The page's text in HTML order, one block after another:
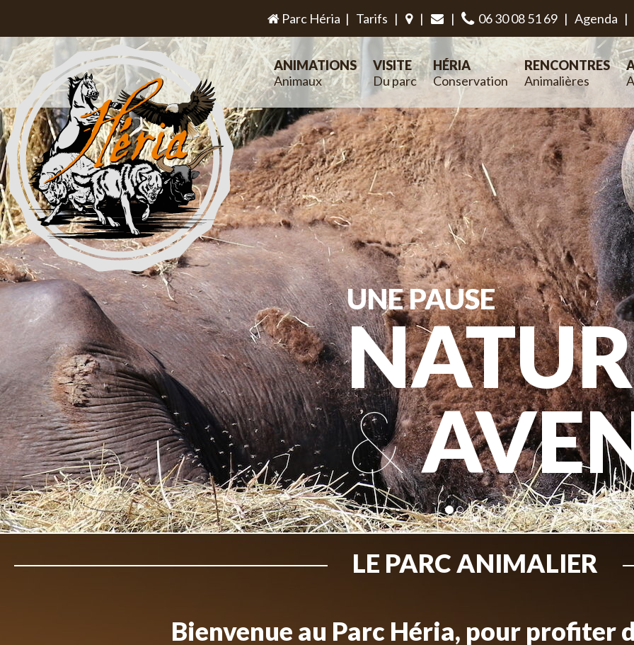
Parc Héria | Tarifs | | | 06 30 08 51 69 | Agenda |
UNE PAUSE
&
ANIMATIONS
Animaux
VISITE
Du parc
HÉRIA
Conservation
RENCONTRES
Animalières
LE PARC ANIMALIER
Bienvenue au Parc Héria, pour profiter